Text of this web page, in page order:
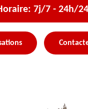
7j/7 - 24h/24